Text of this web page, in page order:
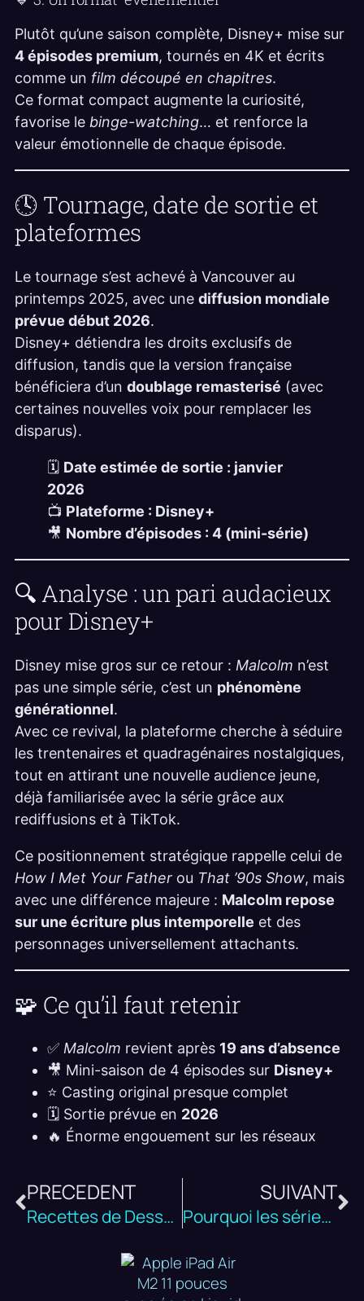
Plutôt qu’une saison complète, Disney+ mise sur
4 épisodes premium, tournés en 4K et écrits
comme un film découpé en chapitres.
Ce format compact augmente la curiosité,
favorise le binge-watching… et renforce la
valeur émotionnelle de chaque épisode.
🕓 Tournage, date de sortie et
plateformes
Le tournage s’est achevé à Vancouver au
printemps 2025, avec une diffusion mondiale
prévue début 2026.
Disney+ détiendra les droits exclusifs de
diffusion, tandis que la version française
bénéficiera d’un doublage remasterisé (avec
certaines nouvelles voix pour remplacer les
disparus).
🗓️ Date estimée de sortie : janvier
2026
📺 Plateforme : Disney+
🎥 Nombre d’épisodes : 4 (mini-série)
🔍 Analyse : un pari audacieux
pour Disney+
Disney mise gros sur ce retour : Malcolm n’est
pas une simple série, c’est un phénomène
générationnel.
Avec ce revival, la plateforme cherche à séduire
les trentenaires et quadragénaires nostalgiques,
tout en attirant une nouvelle audience jeune,
déjà familiarisée avec la série grâce aux
rediffusions et à TikTok.
Ce positionnement stratégique rappelle celui de
How I Met Your Father ou That ’90s Show, mais
avec une différence majeure : Malcolm repose
sur une écriture plus intemporelle et des
personnages universellement attachants.
🧩 Ce qu’il faut retenir
✅ Malcolm revient après 19 ans d’absence
🎥 Mini-saison de 4 épisodes sur Disney+
⭐ Casting original presque complet
🗓️ Sortie prévue en 2026
🔥 Énorme engouement sur les réseaux
PRECEDENT
Recettes de Desserts Sains et Gourmands
SUIVANT
Pourquoi les séries cultes des années 2000 font leur retour ?